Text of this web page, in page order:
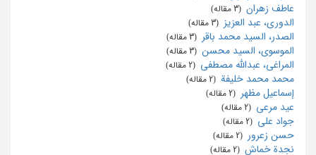
عاطف زهران
الدوری، عبد العزیز
الصدر، السید محمد باقر
الموسوی، السید محسن
المراغی، عبدالله مصطفی
محمد محمد خلیفة
إسماعیل مظهر
عید مرعی
جواد علی
حسن زعرور
نجدة خماش